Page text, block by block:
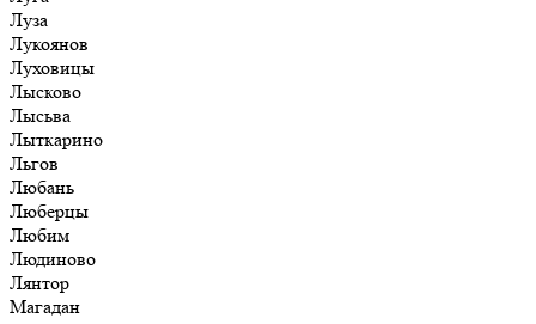
Луза
Лукоянов
Луховицы
Лысково
Лысьва
Лыткарино
Льгов
Любань
Люберцы
Любим
Людиново
Лянтор
Магадан